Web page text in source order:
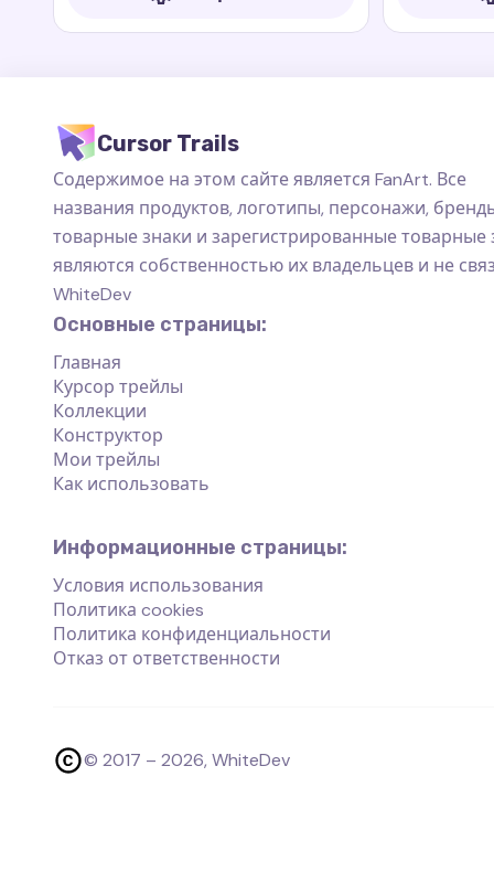
Cursor Trails
Содержимое на этом сайте является FanArt. Все
названия продуктов, логотипы, персонажи,
товарные знаки и зарегистрированные товарные
являются собственностью их владельцев и не
WhiteDev
Основные страницы:
Главная
Курсор трейлы
Коллекции
Конструктор
Мои трейлы
Как использовать
Информационные страницы:
Условия использования
Политика cookies
Политика конфиденциальности
Отказ от ответственности
© 2017 – 2026, WhiteDev